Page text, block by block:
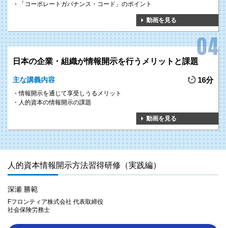
「コーポレートガバナンス・コード」のポイント
動画を見る
日本の企業・組織が情報開示を行うメリットと課題
主な講義内容 16分
情報開示を通じて享受しうるメリット
人的資本の情報開示の課題
動画を見る
人的資本情報開示方法習得研修（実践編）
深瀬 勝範
Fフロンティア株式会社 代表取締役
社会保険労務士